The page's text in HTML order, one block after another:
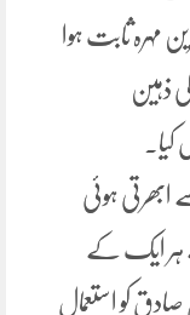
مہرہ ثابت ہوا
ذہین
ہوئی
ہر ایک کے
صادق کو استعمال